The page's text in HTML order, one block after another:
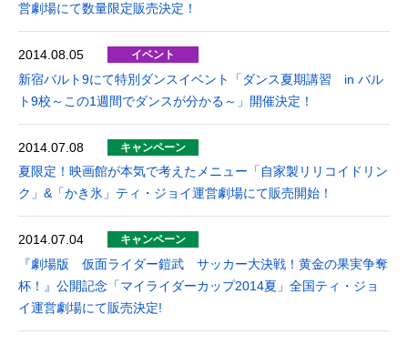
営劇場にて数量限定販売決定！
2014.08.05 イベント
新宿バルト9にて特別ダンスイベント「ダンス夏期講習 in バル
ト9校～この1週間でダンスが分かる～」開催決定！
2014.07.08 キャンペーン
夏限定！映画館が本気で考えたメニュー「自家製リリコイドリン
ク」&「かき氷」ティ・ジョイ運営劇場にて販売開始！
2014.07.04 キャンペーン
『劇場版 仮面ライダー鎧武 サッカー大決戦！黄金の果実争奪
杯！』公開記念「マイライダーカップ2014夏」全国ティ・ジョ
イ運営劇場にて販売決定!